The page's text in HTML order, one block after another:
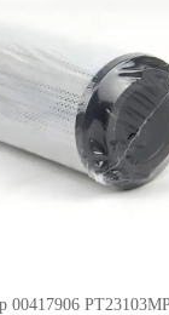
00417906